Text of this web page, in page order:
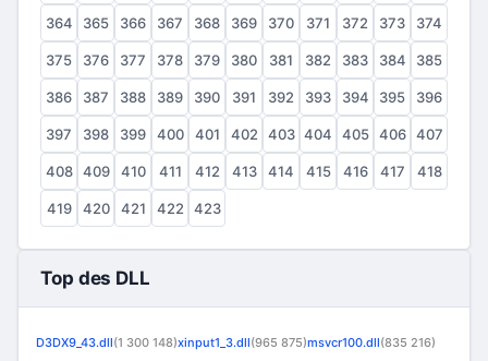
364 365 366 367 368 369 370 371 372 373 374
375 376 377 378 379 380 381 382 383 384 385
386 387 388 389 390 391 392 393 394 395 396
397 398 399 400 401 402 403 404 405 406 407
408 409 410 411 412 413 414 415 416 417 418
419 420 421 422 423
Top des DLL
D3DX9_43.dll(1 300 148)xinput1_3.dll(965 875)msvcr100.dll(835 216)